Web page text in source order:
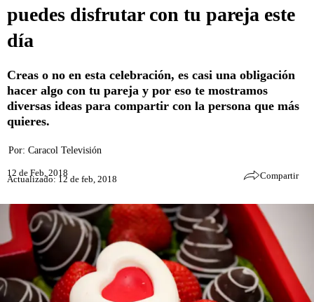
puedes disfrutar con tu pareja este
día
Creas o no en esta celebración, es casi una obligación
hacer algo con tu pareja y por eso te mostramos
diversas ideas para compartir con la persona que más
quieres.
Por: Caracol Televisión
12 de Feb, 2018
Actualizado: 12 de feb, 2018 Compartir